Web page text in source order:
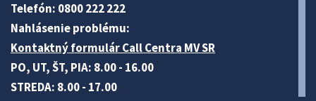
Telefón: 0800 222 222
Nahlásenie problému:
Kontaktný formulár Call Centra MV SR
PO, UT, ŠT, PIA: 8.00 - 16.00
STREDA: 8.00 - 17.00